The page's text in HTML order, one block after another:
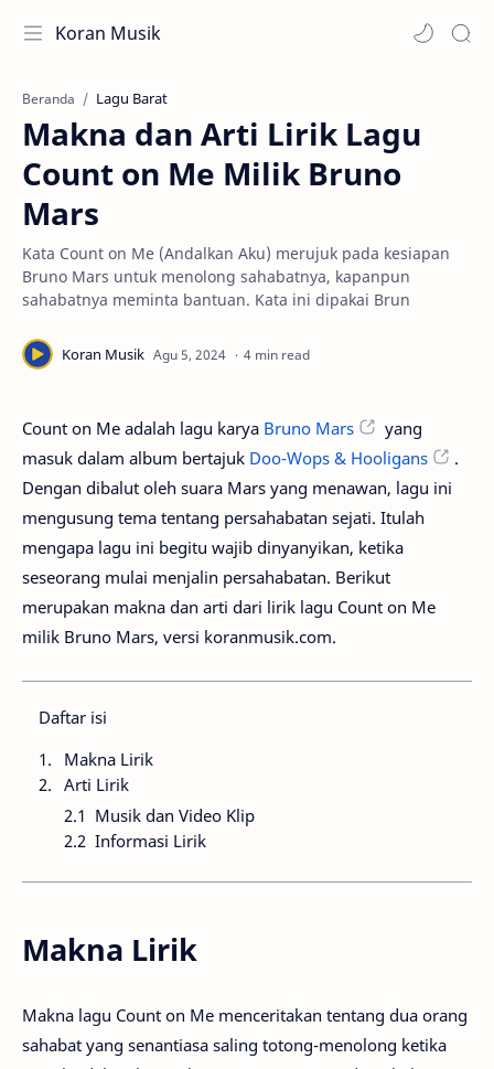
Koran Musik
Beranda Lagu Barat
Makna dan Arti Lirik Lagu
Count on Me Milik Bruno
Mars
Kata Count on Me (Andalkan Aku) merujuk pada kesiapan
Bruno Mars untuk menolong sahabatnya, kapanpun
sahabatnya meminta bantuan. Kata ini dipakai Brun
4 min read
Count on Me adalah lagu karya Bruno Mars
yang
masuk dalam album bertajuk Doo-Wops & Hooligans
.
Dengan dibalut oleh suara Mars yang menawan, lagu ini
mengusung tema tentang persahabatan sejati. Itulah
mengapa lagu ini begitu wajib dinyanyikan, ketika
seseorang mulai menjalin persahabatan. Berikut
merupakan makna dan arti dari lirik lagu Count on Me
milik Bruno Mars, versi koranmusik.com.
Daftar isi
Makna Lirik
Arti Lirik
Musik dan Video Klip
Informasi Lirik
Makna Lirik
Makna lagu Count on Me menceritakan tentang dua orang
sahabat yang senantiasa saling totong-menolong ketika